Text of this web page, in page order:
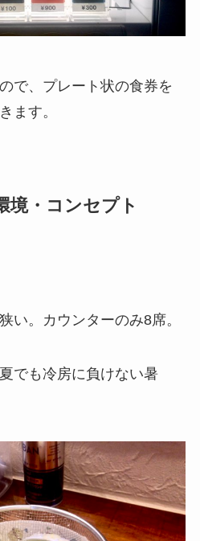
で、プレート状の食券を
ます。
境・コンセプト
い。カウンターのみ8席。
でも冷房に負けない暑